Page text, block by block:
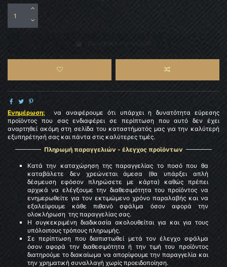
Ενημέρωση: να αναφέρουμε ότι υπάρχει η δυνατότητα εύρεσης
προϊόντος που σας ενδιαφέρει σε περίπτωση που αυτό δεν έχει
αναρτηθεί ακόμη στη σελίδα του καταστήματός μας για την καλύτερή
εξυπηρέτησή σας και πάντα στις καλύτερες τιμές.
Πληρωμή παραγγελιών - έλεγχος προϊόντων
Κατά την καταχώρηση της παραγγελίας το ποσό που θα
καταβάλετε δεν χρεώνεται άμεσα (θα υπάρξει απλή
δέσμευση εφόσον πληρώσετε με κάρτα) καθώς πρέπει
αρχικά να ελέγξουμε την διαθεσιμότητα του προϊόντος να
ενημερωθείτε για τoν εκτιμώμενo χρόνο παραλαβής και να
εξαλείψουμε κάθε πιθανό σφάλμα όσον αφορά την
ολοκλήρωση της παραγγελίας σας.
Η συγκεκριμένη διαδικασία ακολουθείται για και για τους
υπόλοιπους τρόπους πληρωμής.
Σε περίπτωση που διαπιστωθεί μετά τον έλεγχο σφάλμα
όσον αφορά την διαθεσιμότητα ή την τιμή του προϊόντος
διατηρούμε το διακαίωμα να απορίψουμε την παραγγελία και
την χρηματική συναλλαγή χωρίς προειδοποίηση.